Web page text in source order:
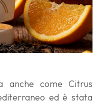
anche come Citrus
ed è stata